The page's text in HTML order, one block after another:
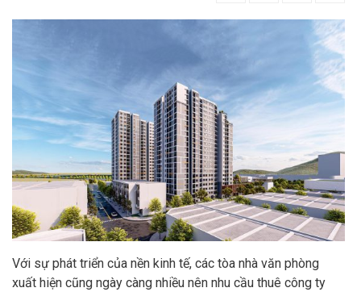
Với sự phát triển của nền kinh tế, các tòa nhà văn phòng
xuất hiện cũng ngày càng nhiều nên nhu cầu thuê công ty